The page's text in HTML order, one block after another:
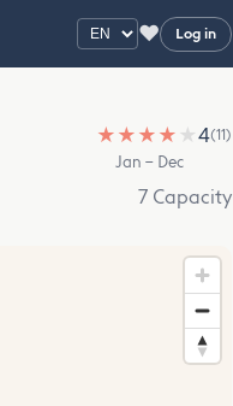
♥ Log in
★ ★ ★ ★ ★4(11)
Jan – Dec
7 Capacity